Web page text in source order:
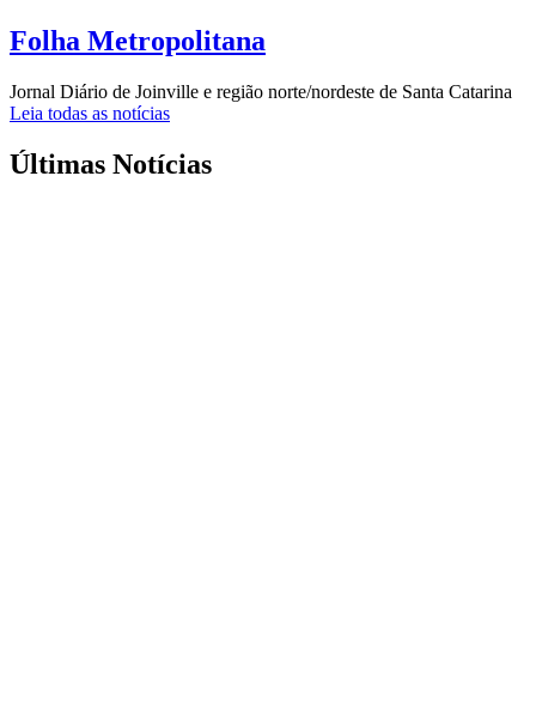
Folha Metropolitana
Jornal Diário de Joinville e região norte/nordeste de Santa Catarina
Leia todas as notícias
Últimas Notícias